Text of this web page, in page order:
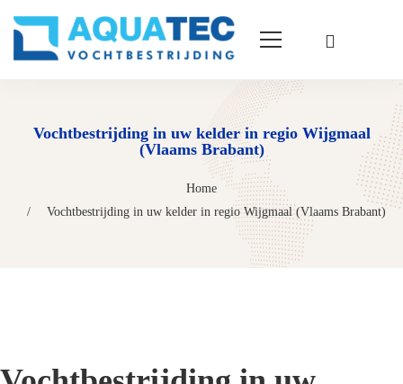
Vochtbestrijding in uw kelder in regio Wijgmaal
(Vlaams Brabant)
Home
Vochtbestrijding in uw kelder in regio Wijgmaal (Vlaams Brabant)